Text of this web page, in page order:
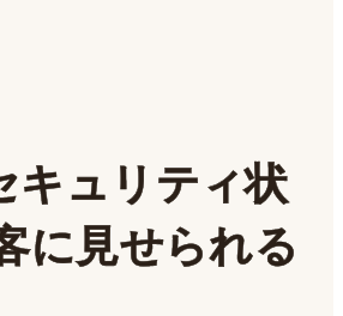
キュリティ状
に見せられる